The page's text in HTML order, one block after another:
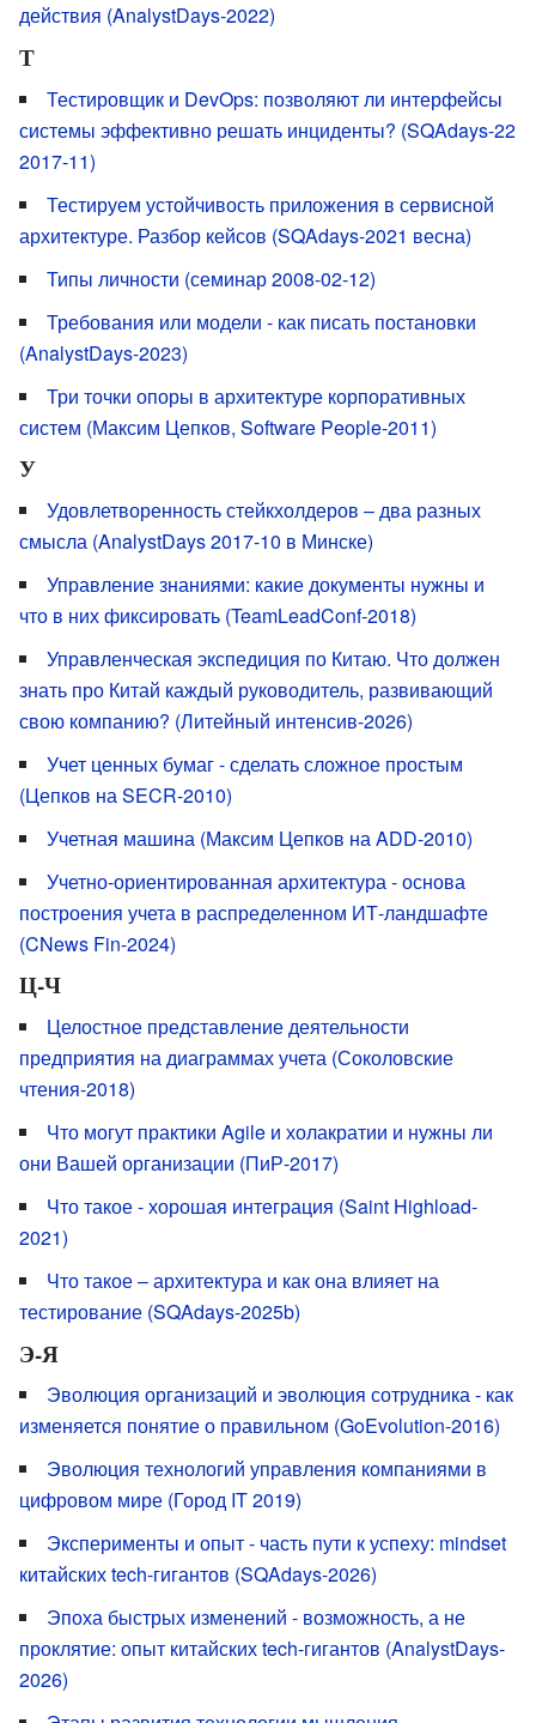
действия (AnalystDays-2022)
Т
Тестировщик и DevOps: позволяют ли интерфейсы
системы эффективно решать инциденты? (SQAdays-22
2017-11)
Тестируем устойчивость приложения в сервисной
архитектуре. Разбор кейсов (SQAdays-2021 весна)
Типы личности (семинар 2008-02-12)
Требования или модели - как писать постановки
(AnalystDays-2023)
Три точки опоры в архитектуре корпоративных
систем (Максим Цепков, Software People-2011)
У
Удовлетворенность стейкхолдеров – два разных
смысла (AnalystDays 2017-10 в Минске)
Управление знаниями: какие документы нужны и
что в них фиксировать (TeamLeadConf-2018)
Управленческая экспедиция по Китаю. Что должен
знать про Китай каждый руководитель, развивающий
свою компанию? (Литейный интенсив-2026)
Учет ценных бумаг - сделать сложное простым
(Цепков на SECR-2010)
Учетная машина (Максим Цепков на ADD-2010)
Учетно-ориентированная архитектура - основа
построения учета в распределенном ИТ-ландшафте
(CNews Fin-2024)
Ц-Ч
Целостное представление деятельности
предприятия на диаграммах учета (Соколовские
чтения-2018)
Что могут практики Agile и холакратии и нужны ли
они Вашей организации (ПиР-2017)
Что такое - хорошая интеграция (Saint Highload-
2021)
Что такое – архитектура и как она влияет на
тестирование (SQAdays-2025b)
Э-Я
Эволюция организаций и эволюция сотрудника - как
изменяется понятие о правильном (GoEvolution-2016)
Эволюция технологий управления компаниями в
цифровом мире (Город IT 2019)
Эксперименты и опыт - часть пути к успеху: mindset
китайских tech-гигантов (SQAdays-2026)
Эпоха быстрых изменений - возможность, а не
проклятие: опыт китайских tech-гигантов (AnalystDays-
2026)